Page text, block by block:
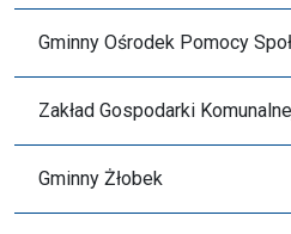
Gminny Ośrodek Pomocy
Zakład Gospodarki
Gminny Żłobek